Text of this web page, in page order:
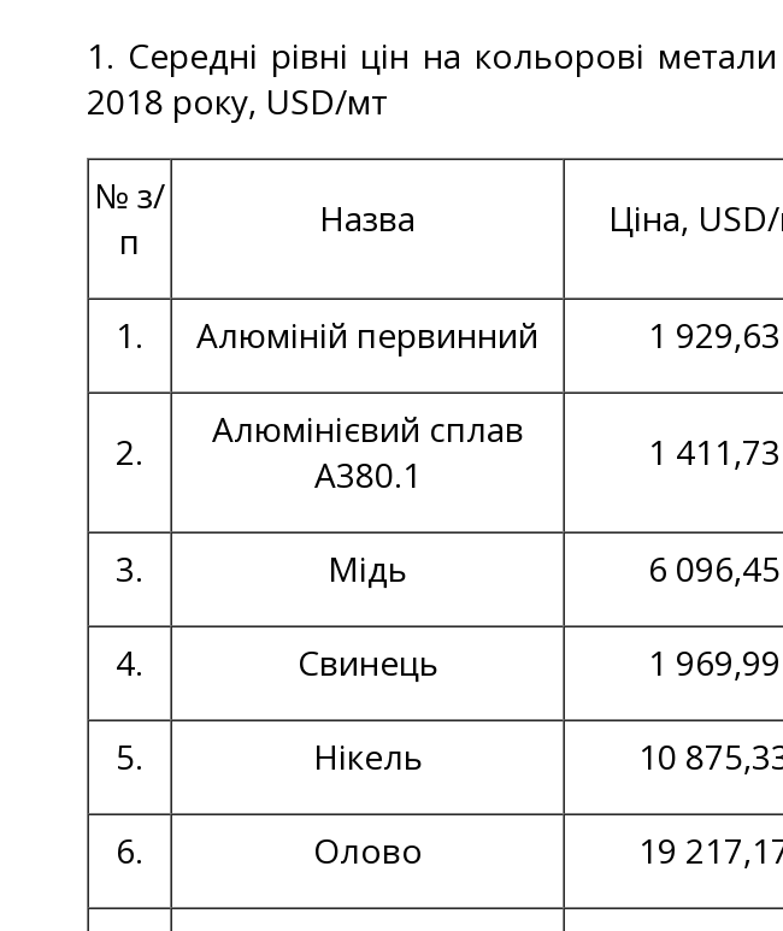
1. Середні рівні цін на кольорові
2018 року, USD/мт
№ з/
п
Назва Ціна,
1. Алюміній первинний 1 929,63
2.
Алюмінієвий сплав
А380.1
1 411,73
3. Мідь 6 096,45
4. Свинець 1 969,99
5. Нікель 10
6. Олово 19